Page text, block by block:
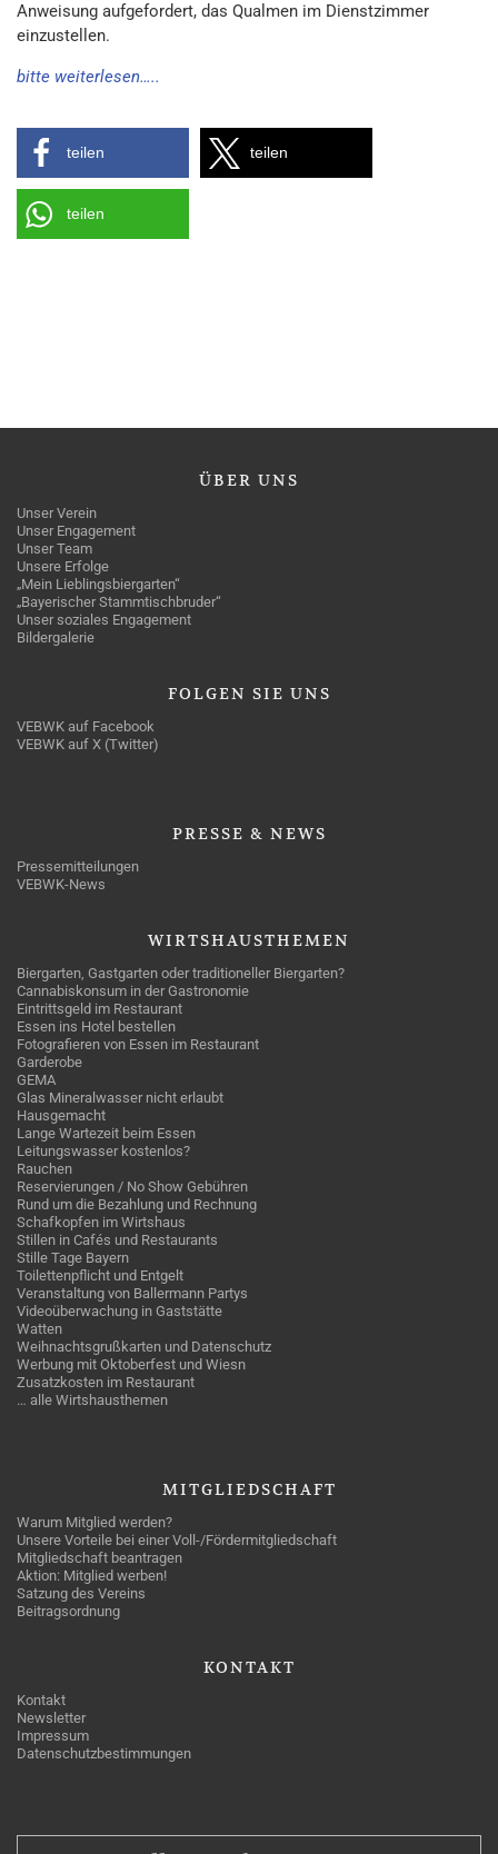
Anweisung aufgefordert, das Qualmen im Dienstzimmer
einzustellen.
bitte weiterlesen…..
teilen teilen
teilen
ÜBER UNS
Unser Verein
Unser Engagement
Unser Team
Unsere Erfolge
„Mein Lieblingsbiergarten“
„Bayerischer Stammtischbruder“
Unser soziales Engagement
Bildergalerie
FOLGEN SIE UNS
VEBWK auf Facebook
VEBWK auf X (Twitter)
PRESSE & NEWS
Pressemitteilungen
VEBWK-News
WIRTSHAUSTHEMEN
Biergarten, Gastgarten oder traditioneller Biergarten?
Cannabiskonsum in der Gastronomie
Eintrittsgeld im Restaurant
Essen ins Hotel bestellen
Fotografieren von Essen im Restaurant
Garderobe
GEMA
Glas Mineralwasser nicht erlaubt
Hausgemacht
Lange Wartezeit beim Essen
Leitungswasser kostenlos?
Rauchen
Reservierungen / No Show Gebühren
Rund um die Bezahlung und Rechnung
Schafkopfen im Wirtshaus
Stillen in Cafés und Restaurants
Stille Tage Bayern
Toilettenpflicht und Entgelt
Veranstaltung von Ballermann Partys
Videoüberwachung in Gaststätte
Watten
Weihnachtsgrußkarten und Datenschutz
Werbung mit Oktoberfest und Wiesn
Zusatzkosten im Restaurant
… alle Wirtshausthemen
MITGLIEDSCHAFT
Warum Mitglied werden?
Unsere Vorteile bei einer Voll-/Fördermitgliedschaft
Mitgliedschaft beantragen
Aktion: Mitglied werben!
Satzung des Vereins
Beitragsordnung
KONTAKT
Kontakt
Newsletter
Impressum
Datenschutzbestimmungen